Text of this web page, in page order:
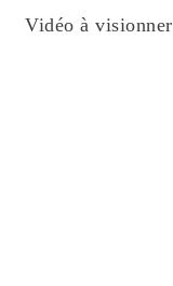
Vidéo à visionner